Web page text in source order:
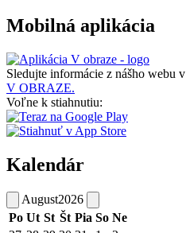
Mobilná aplikácia
Sledujte informácie z nášho webu v
V OBRAZE.
Voľne k stiahnutiu:
Kalendár
August2026
Po Ut St Št Pia So Ne